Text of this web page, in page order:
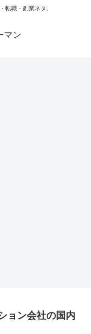
転職・副業ネタ。
マン
ョン会社の国内